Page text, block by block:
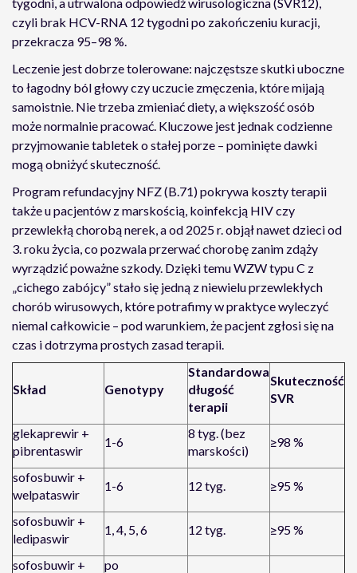
czyli brak HCV-RNA 12 tygodni po zakończeniu kuracji,
przekracza 95–98 %.
Leczenie jest dobrze tolerowane: najczęstsze skutki uboczne
to łagodny ból głowy czy uczucie zmęczenia, które mijają
samoistnie. Nie trzeba zmieniać diety, a większość osób
może normalnie pracować. Kluczowe jest jednak codzienne
przyjmowanie tabletek o stałej porze – pominięte dawki
mogą obniżyć skuteczność.
Program refundacyjny NFZ (B.71) pokrywa koszty terapii
także u pacjentów z marskością, koinfekcją HIV czy
przewlekłą chorobą nerek, a od 2025 r. objął nawet dzieci od
3. roku życia, co pozwala przerwać chorobę zanim zdąży
wyrządzić poważne szkody. Dzięki temu WZW typu C z
„cichego zabójcy” stało się jedną z niewielu przewlekłych
chorób wirusowych, które potrafimy w praktyce wyleczyć
niemal całkowicie – pod warunkiem, że pacjent zgłosi się na
czas i dotrzyma prostych zasad terapii.
Skład Genotypy
Standardowa
długość
terapii
Skuteczność
SVR
glekaprewir +
pibrentaswir
1-6
8 tyg. (bez
marskości)
≥98 %
sofosbuwir +
welpataswir
1-6 12 tyg. ≥95 %
sofosbuwir +
ledipaswir
1, 4, 5, 6 12 tyg. ≥95 %
sofosbuwir +
po